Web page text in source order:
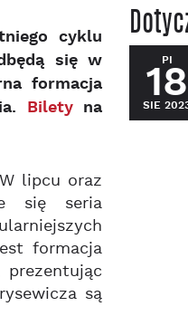
cyklu
się w
formacja
Biletyna
lipcu oraz
się seria
formacja
są
PI
18
SIE